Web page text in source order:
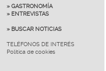
» GASTRONOMÍA
» ENTREVISTAS
» BUSCAR NOTICIAS
TELÉFONOS DE INTERÉS
Política de cookies